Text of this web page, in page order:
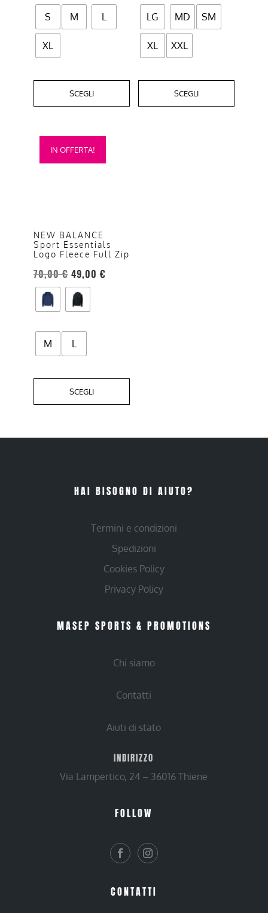
S M L
XL
SCEGLI
del
prodotto
LG MD SM
XL XXL
SCEGLI
del
prodotto
IN OFFERTA!
NEW BALANCE
Sport Essentials
Logo Fleece Full Zip
70,00€ 49,00 €
M L
SCEGLI
Questo
prodotto
opzioni
possono
essere
scelte
nella
pagina
prodotto
HAI BISOGNO DI AIUTO?
Termini e condizioni
Spedizioni
Cookies Policy
Privacy Policy
MASEP SPORTS & PROMOTIONS
Chi siamo
Contatti
Aiuti di stato
INDIRIZZO
Via Lampertico, 24 – 36016 Thiene
FOLLOW
CONTATTI